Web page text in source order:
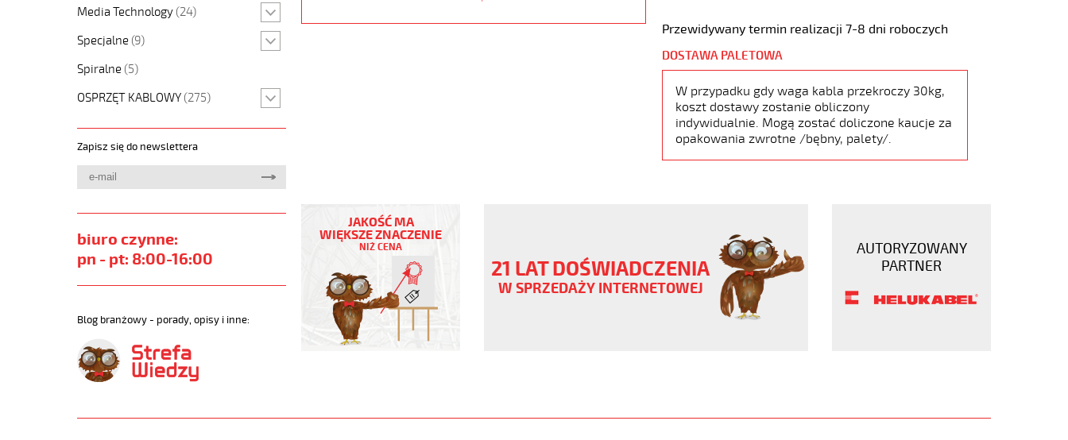
Media Technology (24)
Specjalne (9)
Spiralne (5)
OSPRZĘT KABLOWY (275)
Zapisz się do newslettera
biuro czynne:
pn - pt: 8:00-16:00
Blog branżowy - porady, opisy i inne:
Przewidywany termin realizacji 7-8 dni roboczych
DOSTAWA PALETOWA
W przypadku gdy waga kabla przekroczy 30kg,
koszt dostawy zostanie obliczony
indywidualnie. Mogą zostać doliczone kaucje za
opakowania zwrotne /bębny, palety/.
2x0,75
Przewód
300/500V
szary,
bezhalogenowy
https://www.static.helukabel-
sklep.pl/upload/galleries/products/1901-
500-
JAKOŚĆ MA
WIĘKSZE ZNACZENIE
NIŻ CENA
21 LAT DOŚWIADCZENIA
W SPRZEDAŻY INTERNETOWEJ
AUTORYZOWANY
PARTNER